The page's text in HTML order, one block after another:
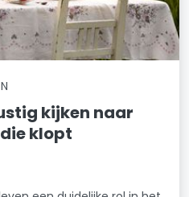
kijken naar
klopt